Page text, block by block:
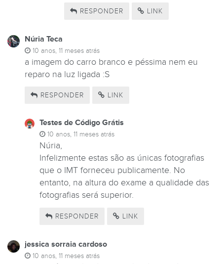
RESPONDER LINK
Núria Teca
10 anos, 11 meses atrás
a imagem do carro branco e péssima nem eu
reparo na luz ligada :S
RESPONDER LINK
Testes de Código Grátis
10 anos, 11 meses atrás
Núria,
Infelizmente estas são as únicas fotografias
que o IMT forneceu publicamente. No
entanto, na altura do exame a qualidade das
fotografias será superior.
RESPONDER LINK
jessica sorraia cardoso
10 anos, 11 meses atrás